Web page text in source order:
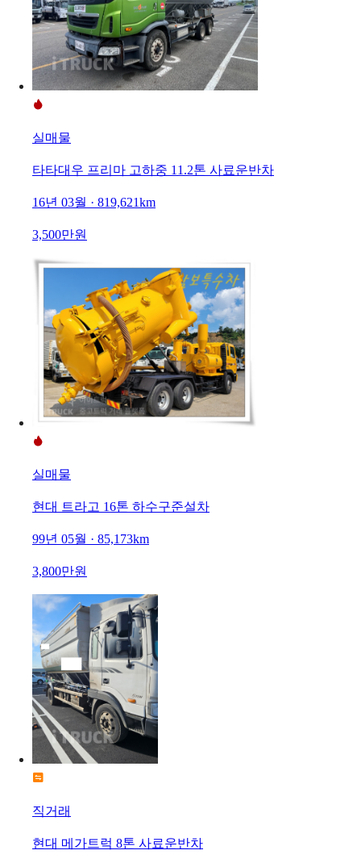
실매물
타타대우 프리마 고하중 11.2톤 사료운반차
16년 03월 · 819,621km
3,500만원
실매물
현대 트라고 16톤 하수구준설차
99년 05월 · 85,173km
3,800만원
직거래
현대 메가트럭 8톤 사료운반차